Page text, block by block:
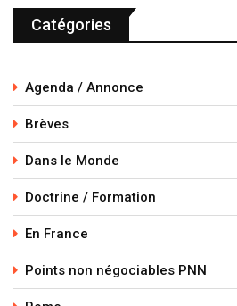
Catégories
Agenda / Annonce
Brèves
Dans le Monde
Doctrine / Formation
En France
Points non négociables PNN